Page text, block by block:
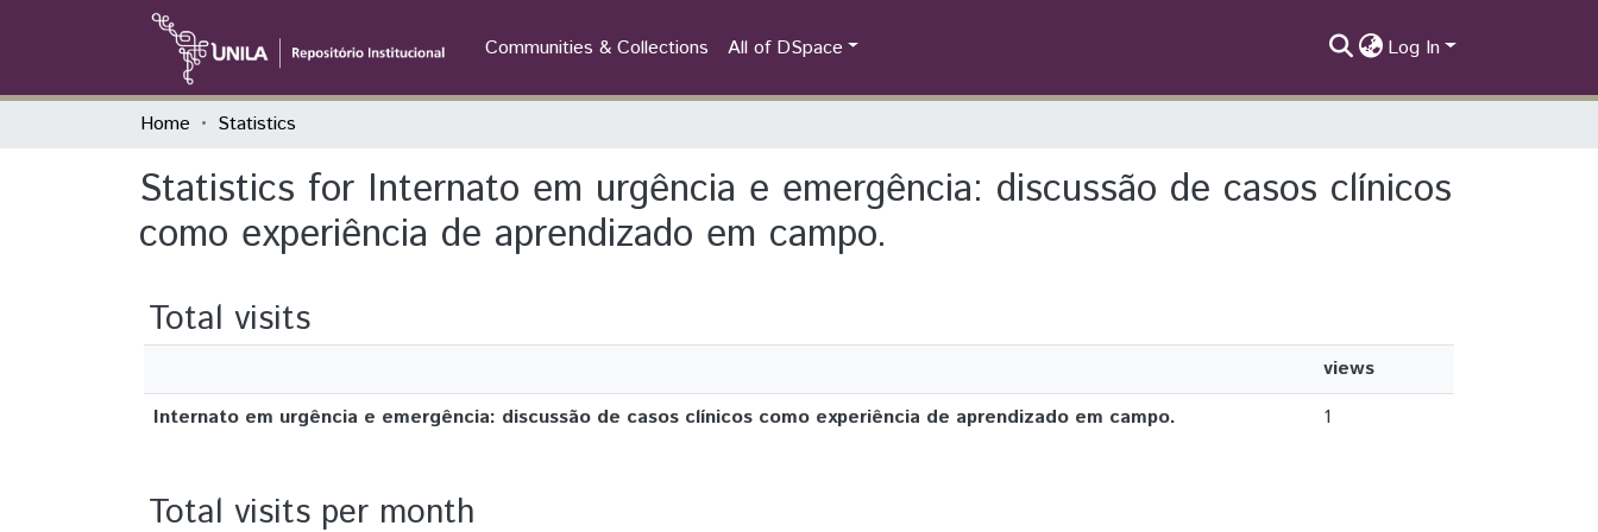
Communities & Collections All of DSpace Log In
Home Statistics
Statistics for Internato em urgência e emergência: discussão de casos clínicos
como experiência de aprendizado em campo.
Total visits
views
Internato em urgência e emergência: discussão de casos clínicos como experiência de aprendizado em campo.
1
Total visits per month